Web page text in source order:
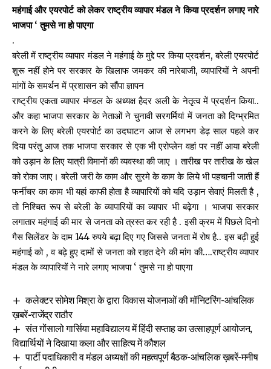
महंगाई और एयरपोर्ट को लेकर राष्ट्रीय व्यापार मंडल ने किया प्रदर्शन लगाए नारे
भाजपा ‘ तुमसे ना हो पाएगा
.
बरेली में राष्ट्रीय व्यापार मंडल ने महंगाई के मुद्दे पर किया प्रदर्शन, बरेली एयरपोर्ट
शुरू नहीं होने पर सरकार के खिलाफ जमकर की नारेबाजी, व्यापारियों ने अपनी
मांगों के समर्थन में प्रशासन को सौंपा ज्ञापन
राष्ट्रीय एकता व्यापार मंण्डल के अध्यक्ष हैदर अली के नेतृत्व में प्रदर्शन किया..
और कहा भाजपा सरकार के नेताओं ने चुनावी सरगर्मियां में जनता को दिग्भ्रमित
करने के लिए बरेली एयरपोर्ट का उदघाटन आज से लगभग डेढ़ साल पहले कर
दिया परंतु आज तक भाजपा सरकार से एक भी एरोप्लेन वहां पर नहीं आया बरेली
को उड़ान के लिए यात्री विमानों की व्यवस्था की जाए । तारीख पर तारीख के खेल
को रोका जाए। बरेली जरी के काम और सुरमे के काम के लिये भी पहचानी जाती हैं
फर्नीचर का काम भी यहां काफी होता है व्यापारियों को यदि उड़ान सेवाएं मिलती है ,
तो निश्चित रूप से बरेली के व्यापारियों का व्यापार भी बढ़ेगा । भाजपा सरकार
लगातार महंगाई की मार से जनता को त्रस्त कर रही है . इसी क्रम में पिछले दिनो
गैस सिलेंडर के दाम 144 रुपये बढ़ा दिए गए जिससे जनता में रोष है.. इस बढ़ी हुई
महंगाई को , व बढ़े हुए दामों से जनता को राहत देने की मांग की….राष्ट्रीय व्यापार
मंडल के व्यापारियों ने नारे लगाए भाजपा ‘ तुमसे ना हो पाएगा
कलेक्टर सोमेश मिश्रा के द्वारा विकास योजनाओं की मॉनिटरिंग-आंचलिक
ख़बरें-राजेंद्र राठौर
संत गोंसालो गार्सिया महाविद्यालय में हिंदी सप्ताह का उत्साहपूर्ण आयोजन,
विद्यार्थियों ने दिखाया कला और साहित्य में कौशल
पार्टी पदाधिकारी व मंडल अध्यक्षों की महत्वपूर्ण बैठक-आंचलिक ख़बरें-मनीष